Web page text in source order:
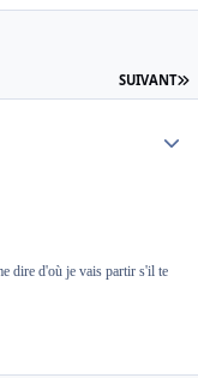
SUIVANT
dire d'où je vais partir s'il te